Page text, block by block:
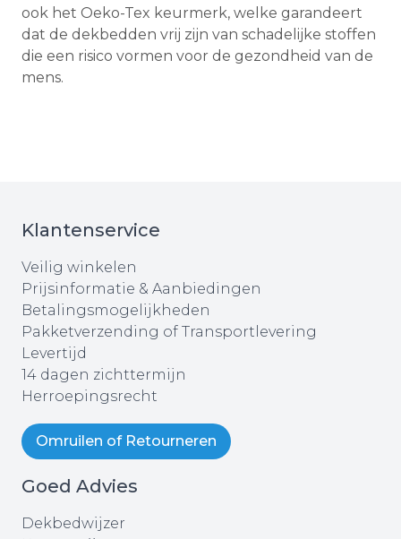
ook het Oeko-Tex keurmerk, welke garandeert
dat de dekbedden vrij zijn van schadelijke stoffen
die een risico vormen voor de gezondheid van de
mens.
Klantenservice
Veilig winkelen
Prijsinformatie & Aanbiedingen
Betalingsmogelijkheden
Pakketverzending of Transportlevering
Levertijd
14 dagen zichttermijn
Herroepingsrecht
Omruilen of Retourneren
Goed Advies
Dekbedwijzer